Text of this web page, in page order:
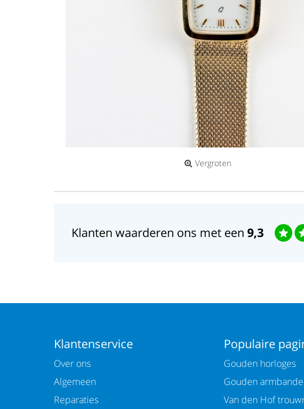
Vergroten
Klanten waarderen ons met een 9,3
Klantenservice
Over ons
Algemeen
Reparaties
Populaire
Gouden horloges
Gouden
Van den Hof